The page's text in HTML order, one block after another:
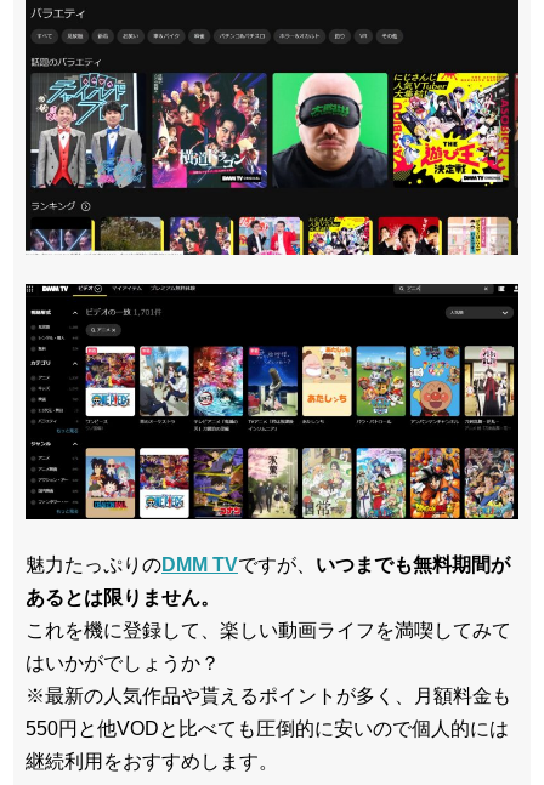
魅力たっぷりのDMM TVですが、 いつまでも無料期間が
あるとは限りません。
これを機に登録して、楽しい動画ライフを満喫してみて
はいかがでしょうか？
※最新の人気作品や貰えるポイントが多く、月額料金も
550円と他VODと比べても圧倒的に安いので個人的には
継続利用をおすすめします。